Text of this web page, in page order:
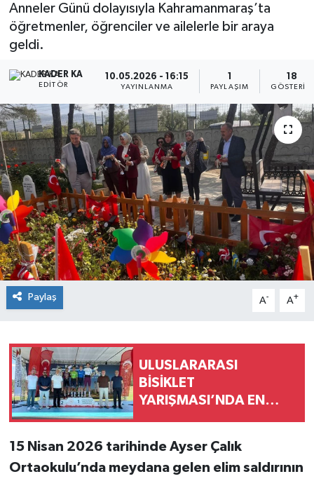
Anneler Günü dolayısıyla Kahramanmaraş’ta
öğretmenler, öğrenciler ve ailelerle bir araya
geldi.
KADER KA
EDITÖR
10.05.2026 - 16:15
YAYINLANMA
1
PAYLAŞIM
18
GÖSTERIM
Paylaş A- A+
ULUSLARARASI
BİSİKLET
YARIŞMASI’NDA EN
15 Nisan 2026 tarihinde Ayser Çalık
Ortaokulu’nda meydana gelen elim saldırının
Haber Arşivi